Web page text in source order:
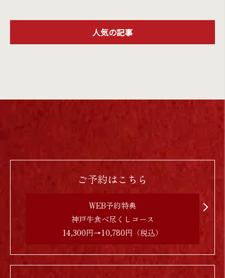
人気の記事
ご予約はこちら
WEB予約特典
神戸牛食べ尽くしコース
14,300円→10,780円（税込）